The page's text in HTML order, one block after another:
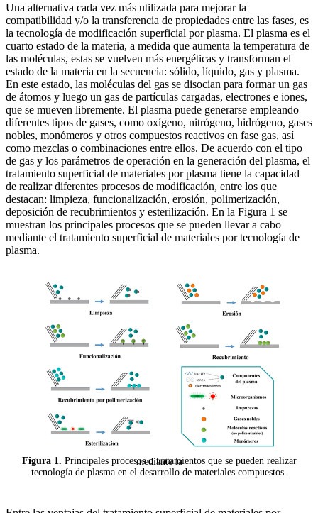
Una alternativa cada vez más utilizada para mejorar la
compatibilidad y/o la transferencia de propiedades entre las fases, es
la tecnología de modificación superficial por plasma. El plasma es el
cuarto estado de la materia, a medida que aumenta la temperatura de
las moléculas, estas se vuelven más energéticas y transforman el
estado de la materia en la secuencia: sólido, líquido, gas y plasma.
En este estado, las moléculas del gas se disocian para formar un gas
de átomos y luego un gas de partículas cargadas, electrones e iones,
que se mueven libremente. El plasma puede generarse empleando
diferentes tipos de gases, como oxígeno, nitrógeno, hidrógeno, gases
nobles, monómeros y otros compuestos reactivos en fase gas, así
como mezclas o combinaciones entre ellos. De acuerdo con el tipo
de gas y los parámetros de operación en la generación del plasma, el
tratamiento superficial de materiales por plasma tiene la capacidad
de realizar diferentes procesos de modificación, entre los que
destacan: limpieza, funcionalización, erosión, polimerización,
deposición de recubrimientos y esterilización. En la Figura 1 se
muestran los principales procesos que se pueden llevar a cabo
mediante el tratamiento superficial de materiales por tecnología de
plasma.
Figura 1.
Principales procesos o tratamientos que se pueden realizar mediante la
tecnología de plasma en el desarrollo de materiales compuestos.